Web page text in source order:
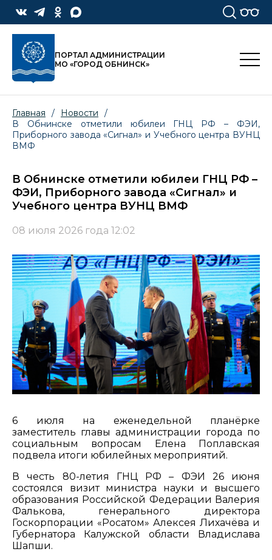
ПОРТАЛ АДМИНИСТРАЦИИ
МО «ГОРОД ОБНИНСК»
Главная / Новости
/
В Обнинске отметили юбилеи ГНЦ РФ – ФЭИ,
Приборного завода «Сигнал» и Учебного центра ВУНЦ
ВМФ
В Обнинске отметили юбилеи ГНЦ РФ –
ФЭИ, Приборного завода «Сигнал» и
Учебного центра ВУНЦ ВМФ
08 июля 2026 года 12:02
6 июля на еженедельной планёрке
заместитель главы администрации города по
социальным вопросам Елена Поплавская
подвела итоги юбилейных мероприятий.
В честь 80-летия ГНЦ РФ – ФЭИ 26 июня
состоялся визит министра науки и высшего
образования Российской Федерации Валерия
Фалькова, генерального директора
Госкорпорации «Росатом» Алексея Лихачёва и
Губернатора Калужской области Владислава
Шапши.